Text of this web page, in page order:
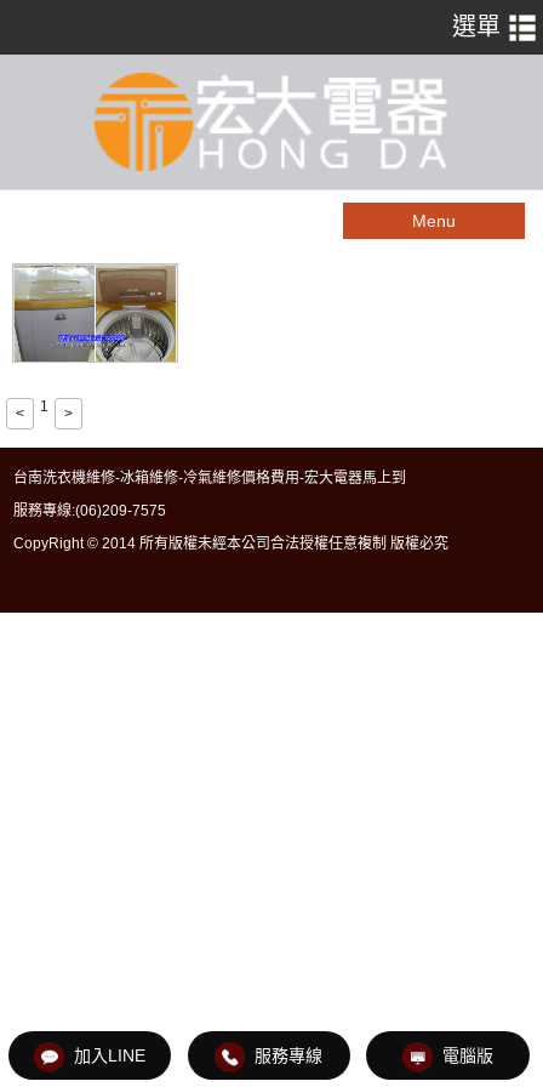
Menu
< 1 >
台南洗衣機維修-冰箱維修-冷氣維修價格費用-宏大電器馬上到
服務專線:(06)209-7575
CopyRight © 2014 所有版權未經本公司合法授權任意複制 版權必究
加入LINE 服務專線 電腦版